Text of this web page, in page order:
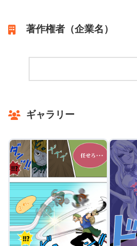
著作権者（企業名）
ギャラリー